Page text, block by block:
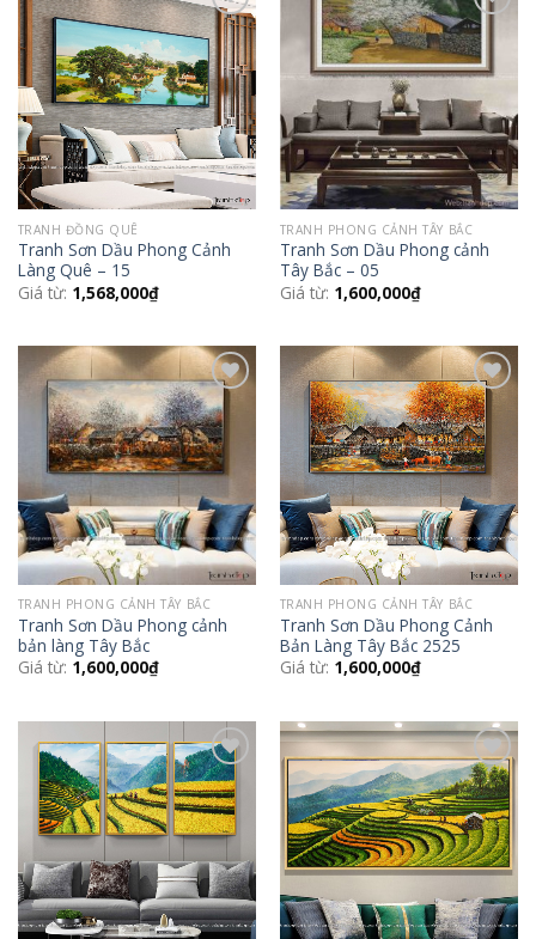
Add to
Wishlist
TRANH ĐỒNG QUÊ
Tranh Sơn Dầu Phong Cảnh
Làng Quê – 15
Giá từ: 1,568,000₫
Add to
Wishlist
TRANH PHONG CẢNH TÂY BẮC
Tranh Sơn Dầu Phong cảnh
Tây Bắc – 05
Giá từ: 1,600,000₫
Add to
Wishlist
TRANH PHONG CẢNH TÂY BẮC
Tranh Sơn Dầu Phong cảnh
bản làng Tây Bắc
Giá từ: 1,600,000₫
Add to
Wishlist
TRANH PHONG CẢNH TÂY BẮC
Tranh Sơn Dầu Phong Cảnh
Bản Làng Tây Bắc 2525
Giá từ: 1,600,000₫
Add to
Wishlist
Add to
Wishlist